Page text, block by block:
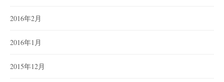
2016年2月
2016年1月
2015年12月